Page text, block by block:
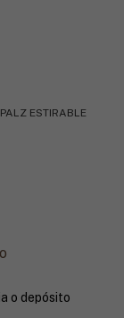
ESTIRABLE
o depósito